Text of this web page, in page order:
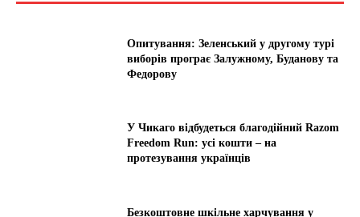
Опитування: Зеленський у другому турі
виборів програє Залужному, Буданову та
Федорову
У Чикаго відбудеться благодійний Razom
Freedom Run: усі кошти – на
протезування українців
Безкоштовне шкільне харчування у